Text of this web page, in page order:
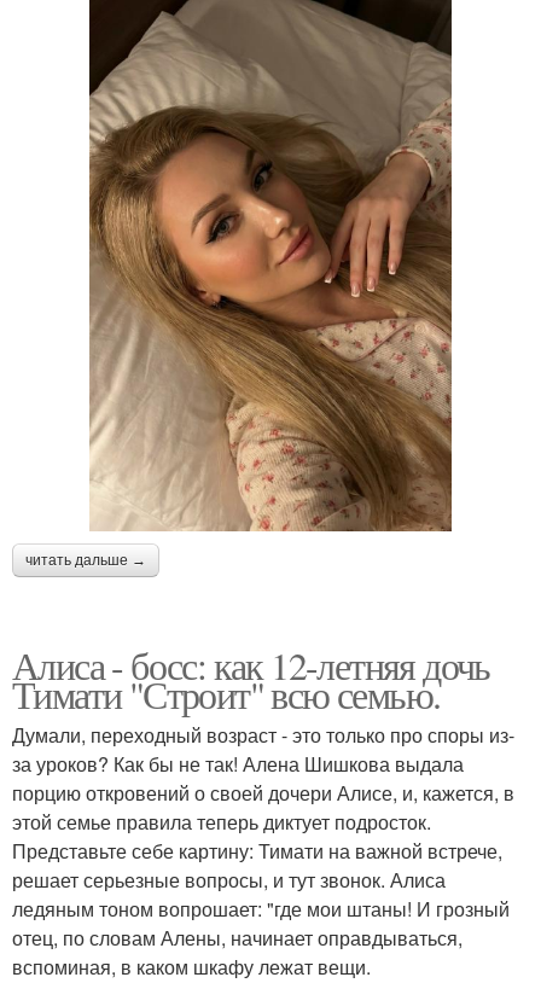
читать дальше →
Алиса - босс: как 12-летняя дочь
Тимати "Строит" всю семью.
Думали, переходный возраст - это только про споры из-
за уроков? Как бы не так! Алена Шишкова выдала
порцию откровений о своей дочери Алисе, и, кажется, в
этой семье правила теперь диктует подросток.
Представьте себе картину: Тимати на важной встрече,
решает серьезные вопросы, и тут звонок. Алиса
ледяным тоном вопрошает: "где мои штаны! И грозный
отец, по словам Алены, начинает оправдываться,
вспоминая, в каком шкафу лежат вещи.